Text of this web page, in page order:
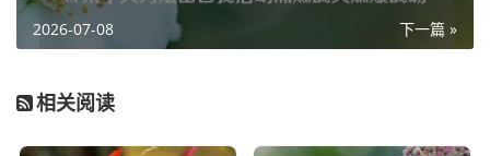
潮，那一刻,整个场馆都沉浸在胜利的喜悦之中。
CF全民星赛2015，不仅仅是一场电竞比赛，更是广大CF玩
中实现了自己的电竞梦想，也为CF电竞文化的发展注入了强
下一篇 »
2026-07-08
相关阅读